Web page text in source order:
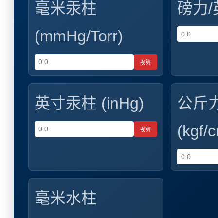
毫米汞柱
(mmHg/Torr)
换算
磅力/
英寸汞柱 (inHg)
换算
公斤
(kgf/
毫米水柱